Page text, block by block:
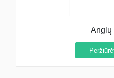
Anglų